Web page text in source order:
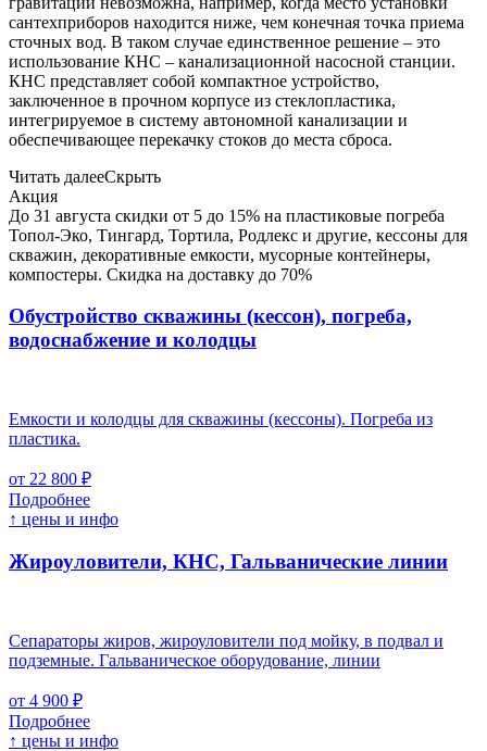
сантехприборов находится ниже, чем конечная точка приема
сточных вод. В таком случае единственное решение – это
использование КНС – канализационной насосной станции.
КНС представляет собой компактное устройство,
заключенное в прочном корпусе из стеклопластика,
интегрируемое в систему автономной канализации и
обеспечивающее перекачку стоков до места сброса.
Читать далееСкрыть
Акция
До 31 августа скидки от 5 до 15% на пластиковые погреба
Топол-Эко, Тингард, Тортила, Родлекс и другие, кессоны для
скважин, декоративные емкости, мусорные контейнеры,
компостеры. Скидка на доставку до 70%
Обустройство скважины (кессон), погреба,
водоснабжение и колодцы
Емкости и колодцы для скважины (кессоны). Погреба из
пластика.
от 22 800 ₽
Подробнее
↑ цены и инфо
Жироуловители, КНС, Гальванические линии
Сепараторы жиров, жироуловители под мойку, в подвал и
подземные. Гальваническое оборудование, линии
от 4 900 ₽
Подробнее
↑ цены и инфо